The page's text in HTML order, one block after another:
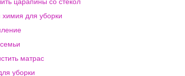
химия для уборки
матрас
уборки